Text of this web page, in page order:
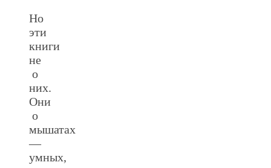
Но
эти
книги
не
о
них.
Они
о
мышатах
—
умных,